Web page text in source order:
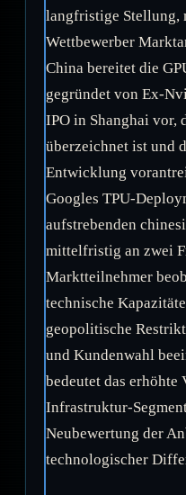
langfristige Stellung,
Wettbewerber
China bereitet die
gegründet von Ex-
IPO in Shanghai vor,
überzeichnet ist und
Entwicklung
Googles TPU-
aufstrebenden
mittelfristig an zwei
Marktteilnehmer
technische
geopolitische
und Kundenwahl
bedeutet das
Infrastruktur-
Neubewertung der
technologischer